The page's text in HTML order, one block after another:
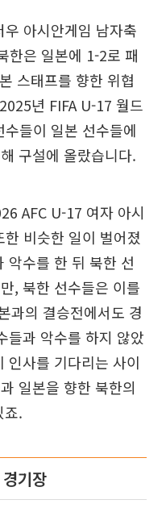
아시안게임 남자축
한은 일본에 1-2로 패
스태프를 향한 위협
년 FIFA U-17 월드
들이 일본 선수들에
구설에 올랐습니다.
AFC U-17 여자 아시
비슷한 일이 벌어졌
악수를 한 뒤 북한 선
, 북한 선수들은 이를
과의 결승전에서도 경
들과 악수를 하지 않았
인사를 기다리는 사이
일본을 향한 북한의
죠.
기장